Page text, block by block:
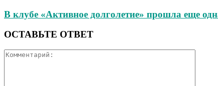
В клубе «Активное долголетие» прошла еще
ОСТАВЬТЕ ОТВЕТ